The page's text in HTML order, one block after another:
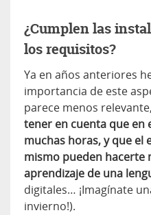
¿Cumplen las
los requisitos?
Ya en años anteriores
importancia de este
parece menos
tener en cuenta que en
muchas horas, y que el
mismo pueden hacerte
aprendizaje de una
digitales… ¡Imagínate
invierno!).